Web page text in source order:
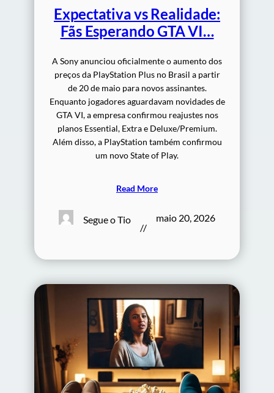
Expectativa vs Realidade:
Fãs Esperando GTA VI…
A Sony anunciou oficialmente o aumento dos
preços da PlayStation Plus no Brasil a partir
de 20 de maio para novos assinantes.
Enquanto jogadores aguardavam novidades de
GTA VI, a empresa confirmou reajustes nos
planos Essential, Extra e Deluxe/Premium.
Além disso, a PlayStation também confirmou
um novo State of Play.
Read More
Segue o Tio
//
maio 20, 2026